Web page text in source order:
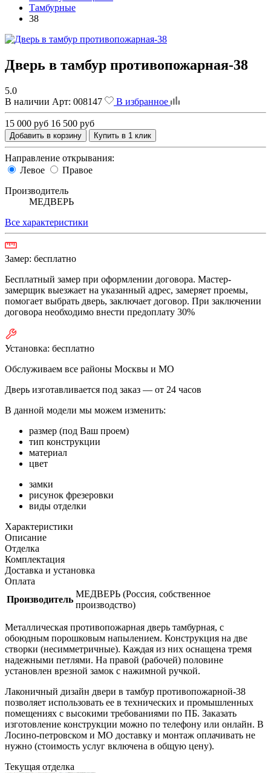
Тамбурные
38
Дверь в тамбур противопожарная-38
5.0
В наличии Арт: 008147 В избранное
15 000 руб 16 500 руб
Добавить в корзину Купить в 1 клик
Направление открывания:
Левое
Правое
Производитель
МЕДВЕРЬ
Все характеристики
Замер: бесплатно
Бесплатный замер при оформлении договора. Мастер-
замерщик выезжает на указанный адрес, замеряет проемы,
помогает выбрать дверь, заключает договор. При заключении
договора необходимо внести предоплату 30%
Установка: бесплатно
Обслуживаем все районы Москвы и МО
Дверь изготавливается под заказ — от 24 часов
В данной модели мы можем изменить:
размер (под Ваш проем)
тип конструкции
материал
цвет
замки
рисунок фрезеровки
виды отделки
Характеристики
Описание
Отделка
Комплектация
Доставка и установка
Оплата
Производитель
МЕДВЕРЬ (Россия, собственное
производство)
Металлическая противопожарная дверь тамбурная, с
обоюдным порошковым напылением. Конструкция на две
створки (несимметричные). Каждая из них оснащена тремя
надежными петлями. На правой (рабочей) половине
установлен врезной замок с нажимной ручкой.
Лаконичный дизайн двери в тамбур противопожарной-38
позволяет использовать ее в технических и промышленных
помещениях с высокими требованиями по ПБ. Заказать
изготовление конструкции можно по телефону или онлайн. В
Лосино-петровском и МО доставку и монтаж оплачивать не
нужно (стоимость услуг включена в общую цену).
Текущая отделка